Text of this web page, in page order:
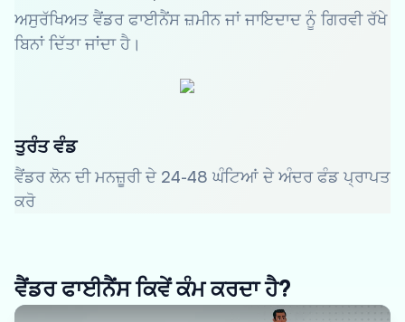
ਅਸੁਰੱਖਿਅਤ ਵੈਂਡਰ ਫਾਈਨੈਂਸ ਜ਼ਮੀਨ ਜਾਂ ਜਾਇਦਾਦ ਨੂੰ ਗਿਰਵੀ ਰੱਖੇ
ਬਿਨਾਂ ਦਿੱਤਾ ਜਾਂਦਾ ਹੈ।
ਤੁਰੰਤ ਵੰਡ
ਵੈਂਡਰ ਲੋਨ ਦੀ ਮਨਜ਼ੂਰੀ ਦੇ 24-48 ਘੰਟਿਆਂ ਦੇ ਅੰਦਰ ਫੰਡ ਪ੍ਰਾਪਤ
ਕਰੋ
ਵੈਂਡਰ ਫਾਈਨੈਂਸ ਕਿਵੇਂ ਕੰਮ ਕਰਦਾ ਹੈ?